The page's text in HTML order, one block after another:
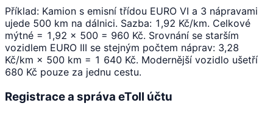
Příklad: Kamion s emisní třídou EURO VI a 3 nápravami
ujede 500 km na dálnici. Sazba: 1,92 Kč/km. Celkové
mýtné = 1,92 × 500 = 960 Kč. Srovnání se starším
vozidlem EURO III se stejným počtem náprav: 3,28
Kč/km × 500 km = 1 640 Kč. Modernější vozidlo ušetří
680 Kč pouze za jednu cestu.
Registrace a správa eToll účtu